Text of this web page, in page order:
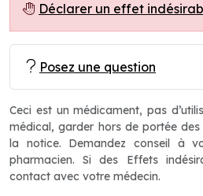
Déclarer un effet
Posez une question
Ceci est un médicament, pas
médical, garder hors de portée
la notice. Demandez conseil à
pharmacien. Si des Effets
contact avec votre médecin.